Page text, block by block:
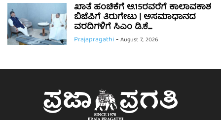
ಖಾತೆ ಹಂಚಿಕೆಗೆ ಆ.15ರವರೆಗೆ ಕಾಲಾವಕಾಶ
ಬಿಜೆಪಿಗೆ ತಿರುಗೇಟು | ಅಸಮಾಧಾನದ
ವರದಿಗಳಿಗೆ ಸಿಎಂ ಡಿ.ಕೆ....
Prajapragathi-August 7, 2026